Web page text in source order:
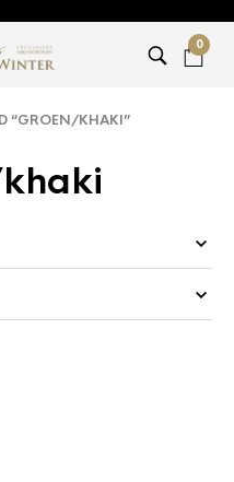
0
“GROEN/KHAKI”